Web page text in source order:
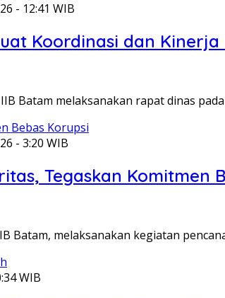
- 12:41 WIB
Koordinasi dan Kinerja
Batam melaksanakan rapat dinas
- 3:20 WIB
Tegaskan Komitmen
Batam, melaksanakan kegiatan
WIB